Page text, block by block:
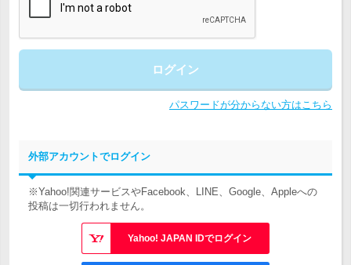
ログイン
パスワードが分からない方はこちら
外部アカウントでログイン
※Yahoo!関連サービスやFacebook、LINE、Google、Appleへの
投稿は一切行われません。
Yahoo! JAPAN IDでログイン